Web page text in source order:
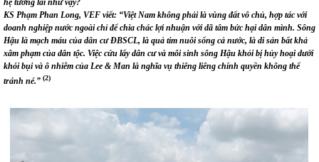
hệ tương lai như vậy?
KS Phạm Phan Long, VEF viết: “Việt Nam không phải là vùng đất vô chủ, hợp tác với
doanh nghiệp nước ngoài chỉ đểchia chác lợi nhuận vớidã tâm bức hại dân mình. Sông
Hậu là mạch máu của dân cưĐBSCL, là quả tim nuôi sống cả nước, là di sản bất khả
xâm phạm của dân tộc. Việc cứu lấy dân cư và môi sinh sông Hậu khỏi bị hủy hoại dưới
khói bụi và ô nhiễm của Lee & Man là nghĩa vụ thiêng liêng chính quyền không thể
tránh né.” (2)